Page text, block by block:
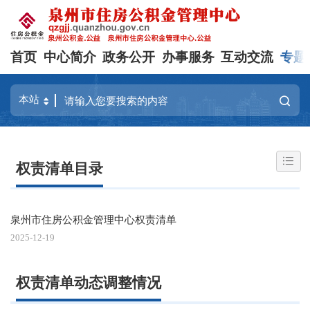
首页 中心简介 政务公开 办事服务 互动交流 专题
权责清单目录
泉州市住房公积金管理中心权责清单
2025-12-19
权责清单动态调整情况